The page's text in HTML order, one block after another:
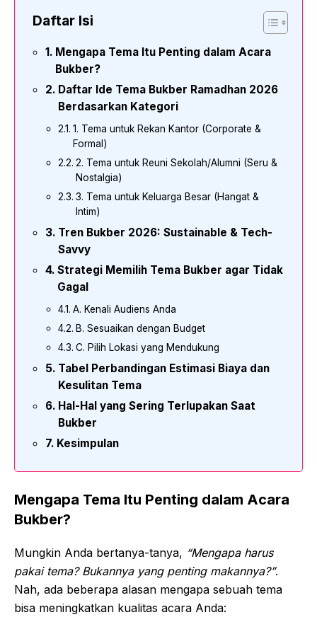
Daftar Isi
Mengapa Tema Itu Penting dalam Acara
Bukber?
Daftar Ide Tema Bukber Ramadhan 2026
Berdasarkan Kategori
1. Tema untuk Rekan Kantor (Corporate &
Formal)
2. Tema untuk Reuni Sekolah/Alumni (Seru &
Nostalgia)
3. Tema untuk Keluarga Besar (Hangat &
Intim)
Tren Bukber 2026: Sustainable & Tech-
Savvy
Strategi Memilih Tema Bukber agar Tidak
Gagal
A. Kenali Audiens Anda
B. Sesuaikan dengan Budget
C. Pilih Lokasi yang Mendukung
Tabel Perbandingan Estimasi Biaya dan
Kesulitan Tema
Hal-Hal yang Sering Terlupakan Saat
Bukber
Kesimpulan
Mengapa Tema Itu Penting dalam Acara
Bukber?
Mungkin Anda bertanya-tanya, “Mengapa harus
pakai tema? Bukannya yang penting makannya?”.
Nah, ada beberapa alasan mengapa sebuah tema
bisa meningkatkan kualitas acara Anda: